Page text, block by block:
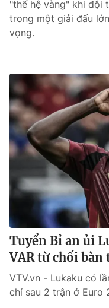
"thế hệ vàng" khi đội
trong một giải đấu
vọng.
Tuyển Bỉ an ủi
VAR từ chối bàn
VTV.vn - Lukaku có
chỉ sau 2 trận ở Euro